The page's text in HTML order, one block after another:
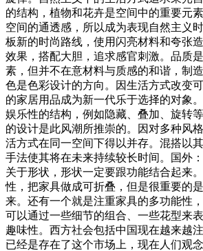
的结构，植物和花卉是空间中的重要元
空间的通透感，所以成为表现自然主义
板新的时尚路线，使用闪亮材料和夸张
效果，搭配大胆，追求感官刺激。品质
素，但并不在意材料与质感的和谐，制
色是色彩设计的方向。因生活方式改变
的家居用品成为新一代乐于选择的对象
娱乐性的结构，例如隐藏、叠加、旋转
的设计是此风潮所推崇的。因对多种风
活方式在同一空间下得以并存。混搭以
手法使其将在未来持续较长时间。国外
关于形状，形状一定要跟功能结合起来
性，把家具做成可折叠，但是很重要的
来。还有一个就是注重家具的多功能性
可以通过一些细节的组合、一些花型来
趣味性。西方社会包括中国现在越来越
已经是存在了这个市场上，现在人们观